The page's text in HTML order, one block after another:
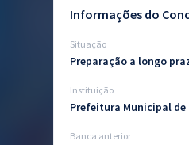
Informações do
Situação
Preparação a longo
Instituição
Prefeitura Municipal
Banca anterior